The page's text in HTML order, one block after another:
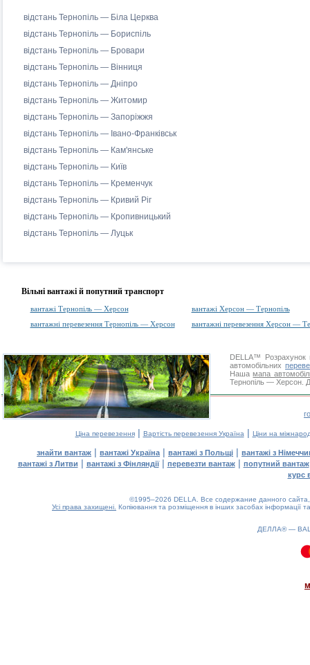
відстань Тернопіль — Біла Церква
відстань Тернопіль — Бориспіль
відстань Тернопіль — Бровари
відстань Тернопіль — Вінниця
відстань Тернопіль — Дніпро
відстань Тернопіль — Житомир
відстань Тернопіль — Запоріжжя
відстань Тернопіль — Івано-Франківськ
відстань Тернопіль — Кам'янське
відстань Тернопіль — Київ
відстань Тернопіль — Кременчук
відстань Тернопіль — Кривий Ріг
відстань Тернопіль — Кропивницький
відстань Тернопіль — Луцьк
Вільні вантажі й попутний транспорт
вантажі Тернопіль — Херсон
вантажі Херсон — Тернопіль
вантажні перевезення Тернопіль — Херсон
вантажні перевезення Херсон —
DELLA™
Розрахунок
автомобільних
Нашамапа
Тернопіль — Херсон.
Ціна перевезення| Вартість перевезення Україна | Ціни на
знайти вантаж | вантажі Україна | вантажі з Польщі | вантажі з
вантажі з Литви | вантажі з Фінляндії| перевезти вантаж| попутний вантаж
курс
©1995–2026 DELLA. Все содержание данного
Усі права захищені. Копіювання та розміщення в інших засобах інформації
ДЕЛЛА® —